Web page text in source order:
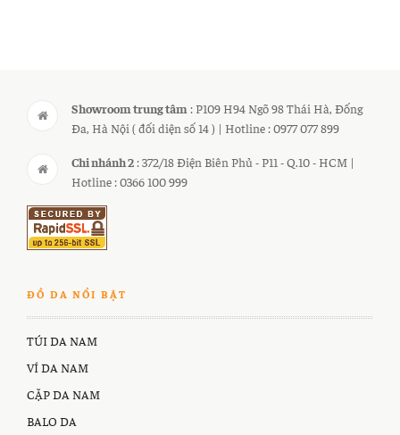
Showroom trung tâm : P109 H94 Ngõ 98 Thái Hà, Đống
Đa, Hà Nội ( đối diện số 14 ) | Hotline : 0977 077 899
Chi nhánh 2 : 372/18 Điện Biên Phủ - P11 - Q.10 - HCM |
Hotline : 0366 100 999
ĐỒ DA NỔI BẬT
TÚI DA NAM
VÍ DA NAM
CẶP DA NAM
BALO DA